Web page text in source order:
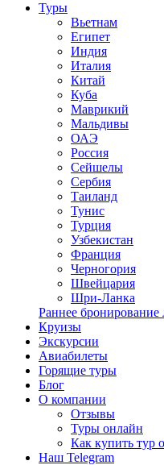
Туры
Вьетнам
Египет
Индия
Италия
Китай
Куба
Маврикий
Мальдивы
ОАЭ
Россия
Сейшелы
Сербия
Таиланд
Тунис
Турция
Узбекистан
Франция
Черногория
Швейцария
Шри-Ланка
Раннее бронирование
Круизы
Экскурсии
Авиабилеты
Горящие туры
Блог
О компании
Отзывы
Туры онлайн
Как купить тур
Наш Telegram